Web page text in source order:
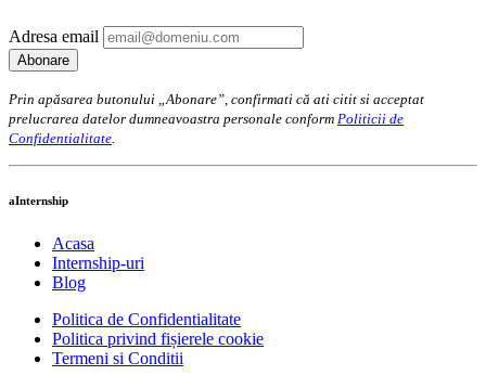
Adresa email
Prin apăsarea butonului „Abonare”, confirmati că ati citit si acceptat
prelucrarea datelor dumneavoastra personale conform Politicii de
Confidentialitate
aInternship
Acasa
Internship-uri
Blog
Politica de Confidentialitate
Politica privind fișierele cookie
Termeni si Conditii